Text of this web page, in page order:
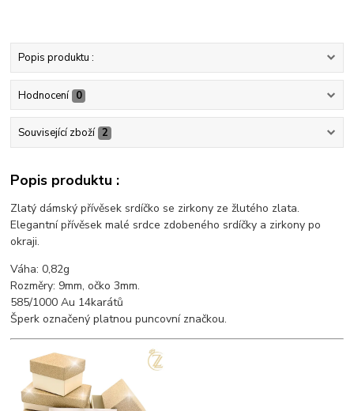
Popis produktu :
Hodnocení 0
Související zboží 2
Popis produktu :
Zlatý dámský přívěsek srdíčko se zirkony ze žlutého zlata.
Elegantní přívěsek malé srdce zdobeného srdíčky a zirkony po
okraji.
Váha: 0,82g
Rozměry: 9mm, očko 3mm.
585/1000 Au 14karátů
Šperk označený platnou puncovní značkou.